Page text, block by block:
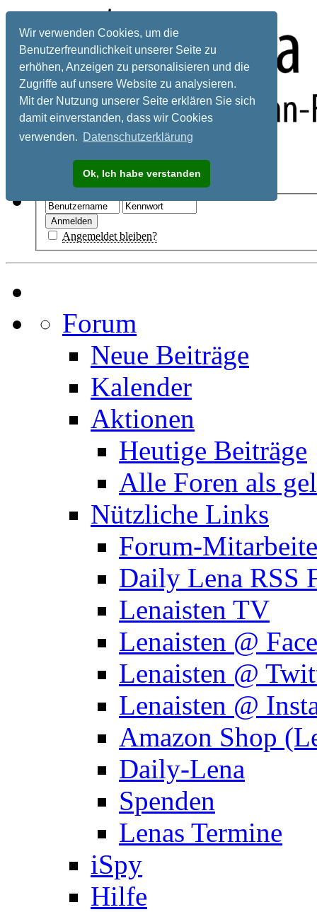
Wir verwenden Cookies, um die
Benutzerfreundlichkeit unserer Seite zu
erhöhen, Anzeigen zu personalisieren und die
Zugriffe auf unsere Website zu analysieren.
Mit der Nutzung unserer Seite erklären Sie sich
damit einverstanden, dass wir Cookies
verwenden. Datenschutzerklärung
Ok, Ich habe verstanden
Registrieren
Angemeldet bleiben?
Forum
Neue Beiträge
Kalender
Aktionen
Heutige Beiträge
Alle Foren als
Nützliche Links
Forum-
Daily Lena RSS
Lenaisten TV
Lenaisten @
Lenaisten @
Lenaisten @
Amazon Shop
Daily-Lena
Spenden
Lenas Termine
iSpy
Hilfe